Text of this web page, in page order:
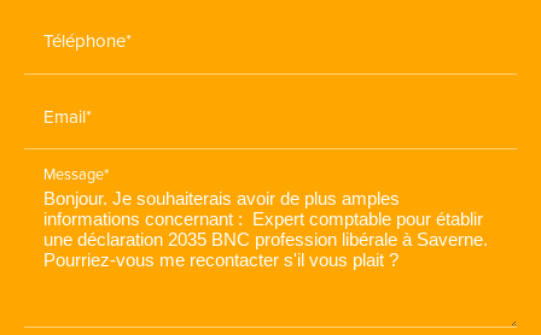
Téléphone*
Email*
Message*